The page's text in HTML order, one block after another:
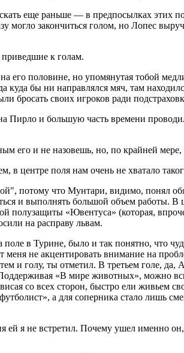
еще раньше — в предпосылках этих
могло закончиться голом, но Лопес
к голам.
половине, но упомянутая тобой
куда бы ни направлялся мяч, там
бросать своих игроков ради
Пирло и большую часть времени
его и не назовешь, но, по крайней
центре поля нам очень не хватало
потому что Мунтари, видимо, понял
и выполнять большой объем работы. В
полузащиты «Ювентуса» (которая,
на расправу львам.
в Турине, было и так понятно, что
не акцентировать внимание на
и голу, ты отметил. В третьем голе, да,
Поддерживая «В мире животных», можно
со всех сторон, быстро ели живьем
а для соперника стало лишь
ей я не встретил. Почему ушел именно